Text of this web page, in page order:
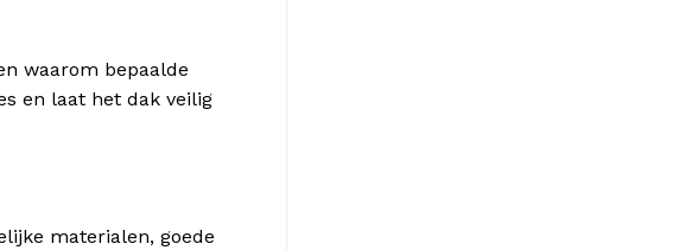
waarom bepaalde
en laat het dak veilig
materialen, goede